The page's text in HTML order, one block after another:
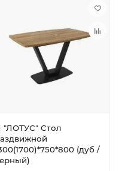
"ЛОТУС" Стол
(дуб /